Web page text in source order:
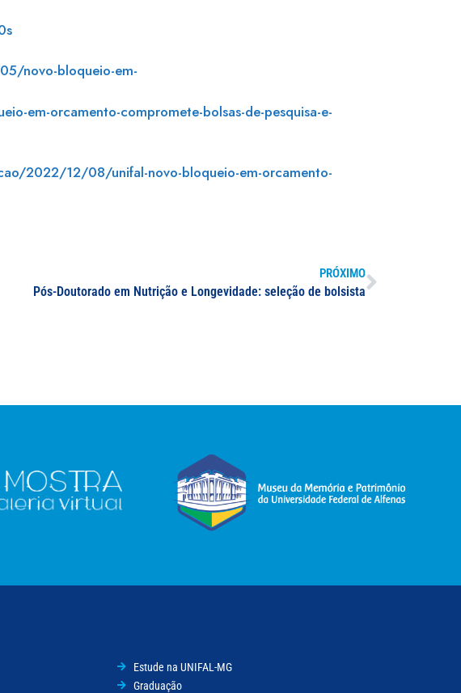
novo-bloqueio-em-
em-orcamento-compromete-bolsas-de-pesquisa-e-
2022/12/08/unifal-novo-bloqueio-em-orcamento-
PRÓXIMO
Pós-Doutorado em Nutrição e Longevidade: seleção de bolsista
Estude na UNIFAL-MG
Graduação